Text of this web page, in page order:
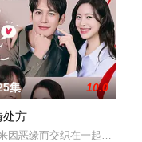
之间，独自觉得自己格格不入
女人在一次偶然事故后发生
集 10.0
处方
因恶缘而交织在一起的两家